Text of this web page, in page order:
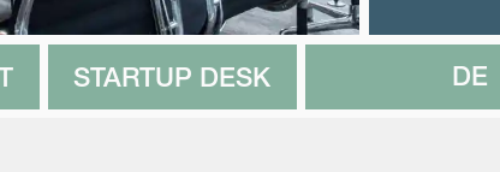
STARTUP DESK DE